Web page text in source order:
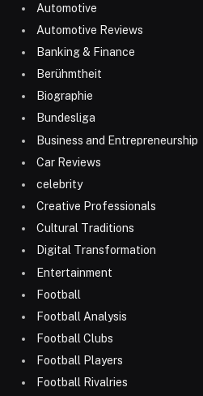
Automotive
Automotive Reviews
Banking & Finance
Berühmtheit
Biographie
Bundesliga
Business and Entrepreneurship
Car Reviews
celebrity
Creative Professionals
Cultural Traditions
Digital Transformation
Entertainment
Football
Football Analysis
Football Clubs
Football Players
Football Rivalries